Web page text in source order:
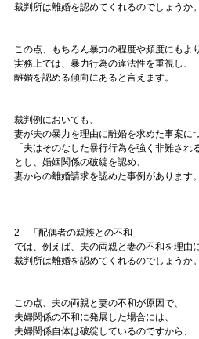
裁判所は離婚を認めてくれるのでしょうか。
この点、もちろん暴力の程度や頻度にもよ
実務上では、暴力行為の違法性を重視し、
離婚を認める傾向にあると言えます。
裁判例においても、
妻が夫の暴力を理由に離婚を求めた事案に
「夫はそのなした暴行行為を強く非難され
とし、婚姻関係の破綻を認め、
妻からの離婚請求を認めた事例があります。
2 「配偶者の親族との不和」
では、例えば、夫の両親と妻の不和を理由
裁判所は離婚を認めてくれるのでしょうか。
この点、夫の両親と妻の不和が原因で、
夫婦関係の不和に発展した場合には、
夫婦関係自体は破綻しているのですから、